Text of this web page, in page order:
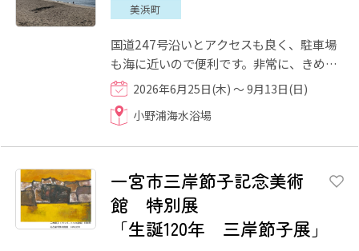
美浜町
国道247号沿いとアクセスも良く、駐車場
も海に近いので便利です。非常に、きめ細
かく白い砂の海岸も人気の一つです。 小野
浦海水浴場の近くには、...
2026年6月25日(木) ～ 9月13日(日)
小野浦海水浴場
一宮市三岸節子記念美術
館 特別展
「生誕120年 三岸節子展」